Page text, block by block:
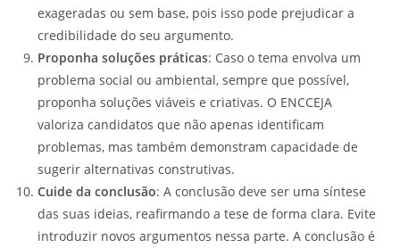
exageradas ou sem base, pois isso pode prejudicar a
credibilidade do seu argumento.
Proponha soluções práticas: Caso o tema envolva um
problema social ou ambiental, sempre que possível,
proponha soluções viáveis e criativas. O ENCCEJA
valoriza candidatos que não apenas identificam
problemas, mas também demonstram capacidade de
sugerir alternativas construtivas.
Cuide da conclusão: A conclusão deve ser uma síntese
das suas ideias, reafirmando a tese de forma clara. Evite
introduzir novos argumentos nessa parte. A conclusão é